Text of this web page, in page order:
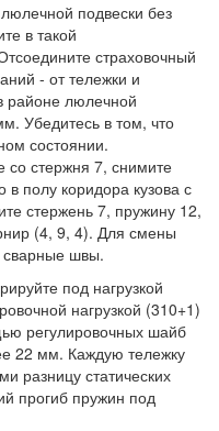
подвески без
в такой
страховочный
- от тележки и
районе люлечной
Убедитесь в том, что
состоянии.
со стержня 7, снимите
полу коридора кузова с
стержень 7, пружину 12,
(4, 9, 4). Для смены
швы.
под нагрузкой
нагрузкой (310+1)
регулировочных шайб
22 мм. Каждую тележку
разницу статических
прогиб пружин под